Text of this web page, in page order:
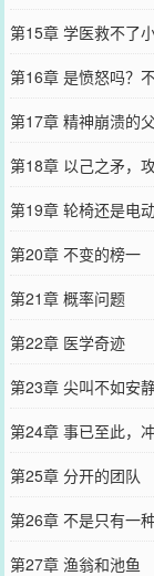
第15章 学医救不了
第16章 是愤怒吗？
第17章 精神崩溃的
第18章 以己之矛，
第19章 轮椅还是电
第20章 不变的榜一
第21章 概率问题
第22章 医学奇迹
第23章 尖叫不如安
第24章 事已至此，冲
第25章 分开的团队
第26章 不是只有一
第27章 渔翁和池鱼